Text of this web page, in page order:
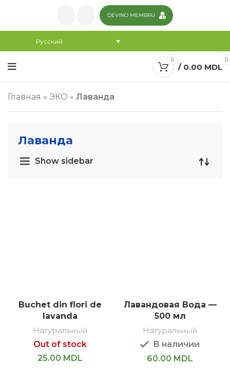
DEVINO MEMBRU
Русский
0 0
/ 0.00 MDL
Главная » ЭКО » Лаванда
Лаванда
Show sidebar
Buchet din flori de
lavanda
Натуральный
Out of stock
25.00 MDL
Лавандовая Вода —
500 мл
Натуральный
В наличии
60.00 MDL